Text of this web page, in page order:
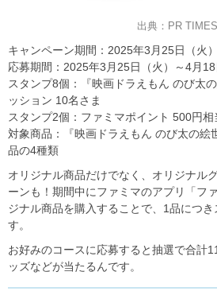
出典：PR TIMES
キャンペーン期間：2025年3月25日（火
応募期間：2025年3月25日（火）～4月
スタンプ8個：『映画ドラえもん のび太
ッション 10名さま
スタンプ2個：ファミマポイント 500円相
対象商品：『映画ドラえもん のび太の絵
品の4種類
オリジナル商品だけでなく、オリジナル
ーンも！期間中にファミマのアプリ「フ
ジナル商品を購入することで、1品につ
す。
お好みのコースに応募すると抽選で合計
ッズなどが当たるんです。